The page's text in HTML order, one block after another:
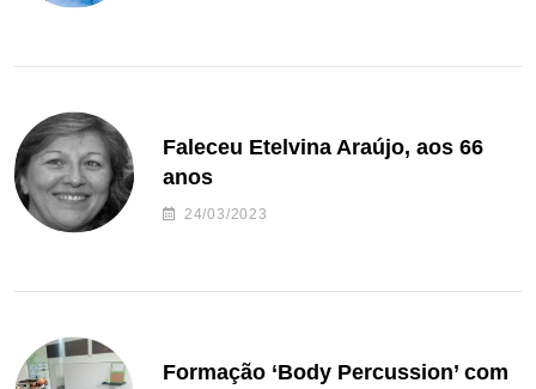
Faleceu Etelvina Araújo, aos 66
anos
24/03/2023
Formação ‘Body Percussion’ com